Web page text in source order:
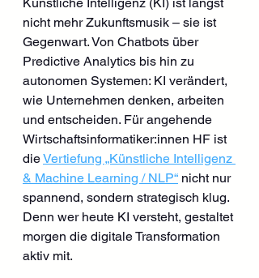
nicht mehr Zukunftsmusik – sie ist
Gegenwart. Von Chatbots über
Predictive Analytics bis hin zu
autonomen Systemen: KI verändert,
wie Unternehmen denken, arbeiten
und entscheiden. Für angehende
Wirtschaftsinformatiker:innen HF ist
die Vertiefung „Künstliche Intelligenz
& Machine Learning / NLP“ nicht nur
spannend, sondern strategisch klug.
Denn wer heute KI versteht, gestaltet
morgen die digitale Transformation
aktiv mit.